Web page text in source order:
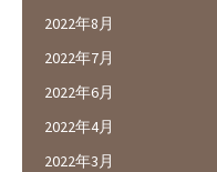
2022年8月
2022年7月
2022年6月
2022年4月
2022年3月